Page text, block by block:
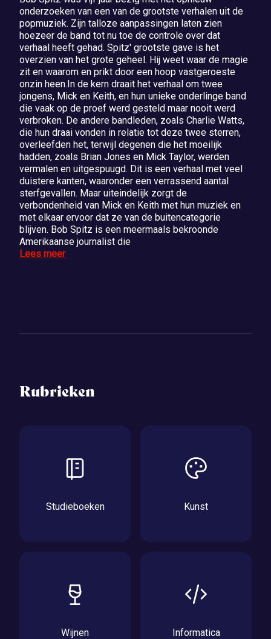
onderzoeken van een van de grootste verhalen uit de
popmuziek. Zijn talloze aanpassingen laten zien
hoezeer de band tot nu toe de controle over dat
verhaal heeft gehad. Spitz' grootste gave is het
overzien van het grote geheel. Hij weet waar de magie
zit en waarom en prikt door een hoop vastgeroeste
onzin heen.In de kern draait het verhaal om twee
jongens, Mick en Keith, en hun unieke onderlinge band
die vaak op de proef werd gesteld maar nooit werd
verbroken. De andere bandleden, zoals Charlie Watts,
die hun draai vonden in relatie tot deze twee sterren,
overleefden het, terwijl degenen die het moeilijk
hadden, zoals Brian Jones en Mick Taylor, werden
vermalen en uitgespuugd. Dit is een verhaal met veel
duistere kanten, waaronder een verrassend aantal
sterfgevallen. Maar uiteindelijk zorgt de
verbondenheid van Mick en Keith met hun muziek en
met elkaar ervoor dat ze van de buitencategorie
blijven. Bob Spitz is een meermaals bekroonde
Amerikaanse journalist die
Lees meer
Rubrieken
Studieboeken Kunst
Wijnen Informatica